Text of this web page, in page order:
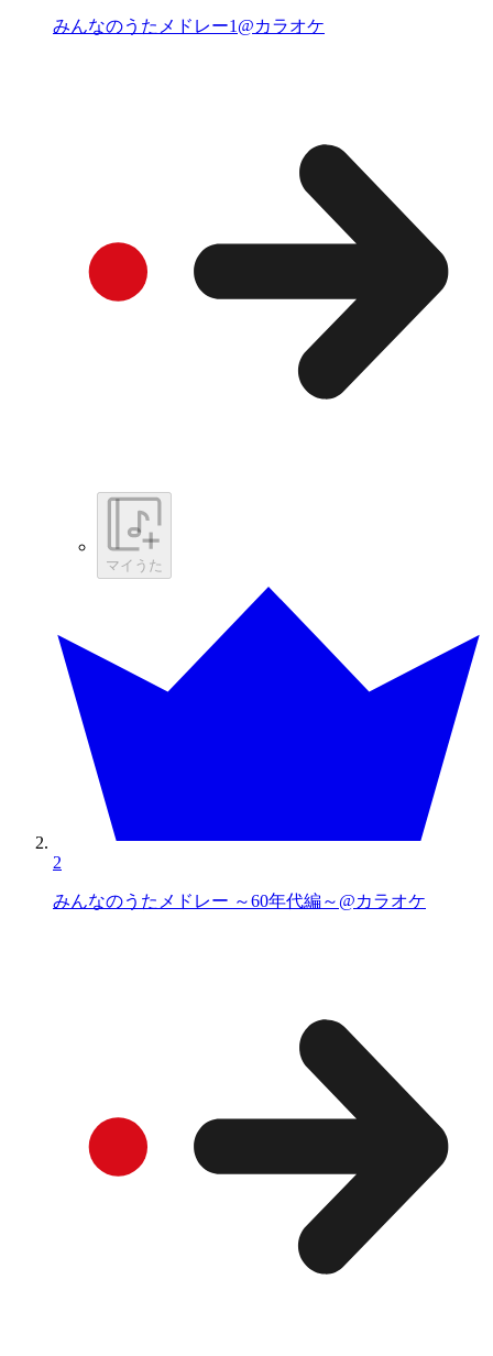
みんなのうたメドレー1@カラオケ
マイうた
2
みんなのうたメドレー ～60年代編～@カラオケ